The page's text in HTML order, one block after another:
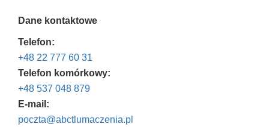
Dane kontaktowe
Telefon:
+48 22 777 60 31
Telefon komórkowy:
+48 537 048 879
E-mail:
poczta@abctlumaczenia.pl